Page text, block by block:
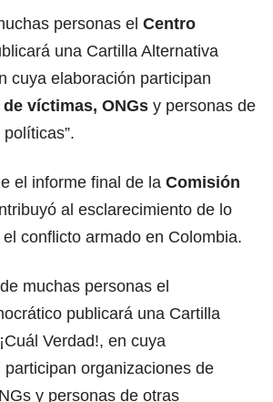
personas el Centro
una Cartilla Alternativa
cuya elaboración participan
víctimas, ONGs y personas de
el informe final de la Comisión
al esclarecimiento de lo
conflicto armado en Colombia.
muchas personas el
publicará una Cartilla
Verdad!, en cuya
participan organizaciones de
y personas de otras